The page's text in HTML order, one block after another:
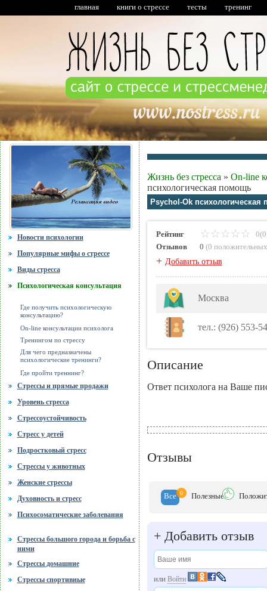
главная книги о стрессе тесты тренинг
Новости психологии
Популярные мифы о стрессе
Виды стресса
Психологическая консультация
Где получить психологическую
консультацию?
On-line консультации психолога
Тренингом по стрессу
Для чего предназначены
психологические тренинги?
Где пройти треннинг?
Стрессы и прямые продажи
Уровень стресса
Стрессоустойчивость
Стресс у детей
Подростковый стресс
Стрессы у животных
Женские стрессы
Духовность и стресс
Психосоматические заболевания
Стрессы большого города и борьба с
ними
Стрессы домашние
Стрессы спортивные
Жизнь без стресса » On-line
психологическая помощь
Psychol-Ok
Рейтинг
Отзывов
0 (0 положительных
+ Добавить отзыв
Москва
тел.: (926) 553-
Описание
Ответ психолога на Ваше
Отзывы
Все 0 Полезные
+Добавить отзыв
или Войти